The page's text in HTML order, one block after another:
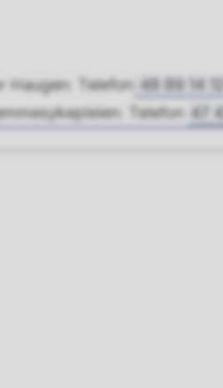
Haugen: Telefon 48 89 14 12
Telefon 47